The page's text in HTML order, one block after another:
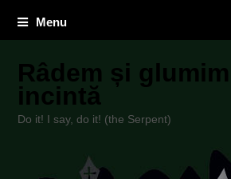
Menu
Râdem și
incintă
Do it! I say, do it! (the Serpent)